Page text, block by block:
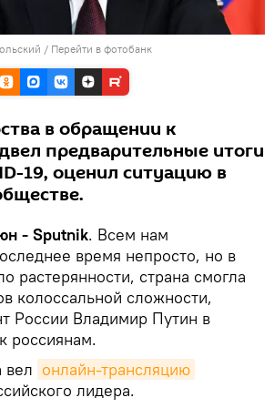
/ Перейти в фотобанк
в обращении к
предварительные итоги
19, оценил ситуацию в
- Sputnik. Всем нам
время непросто, но в
растерянности, страна смогла
колоссальной сложности,
России Владимир Путин в
россиянам.
вел онлайн-трансляцию
лидера.